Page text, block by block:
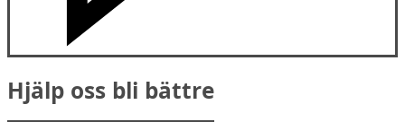
Hjälp oss bli bättre